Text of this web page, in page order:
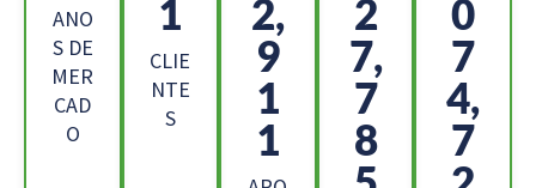
ANO
S DE
MER
CAD
O
3
CLIE
NTE
S
9,
1
7
5
5
2,
7
0
4
9
8,
0